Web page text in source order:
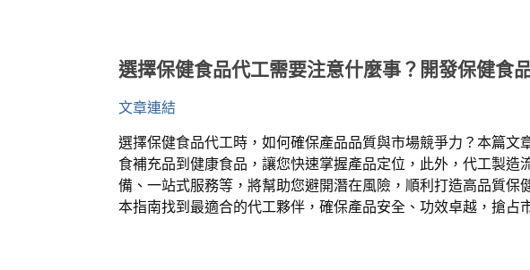
選擇保健食品代工需要注意什麼事？開發保健食
文章連結
選擇保健食品代工時，如何確保產品品質與市場競爭力？本篇
食補充品到健康食品，讓您快速掌握產品定位，此外，代工製
備、一站式服務等，將幫助您避開潛在風險，順利打造高品質保
本指南找到最適合的代工夥伴，確保產品安全、功效卓越，搶占